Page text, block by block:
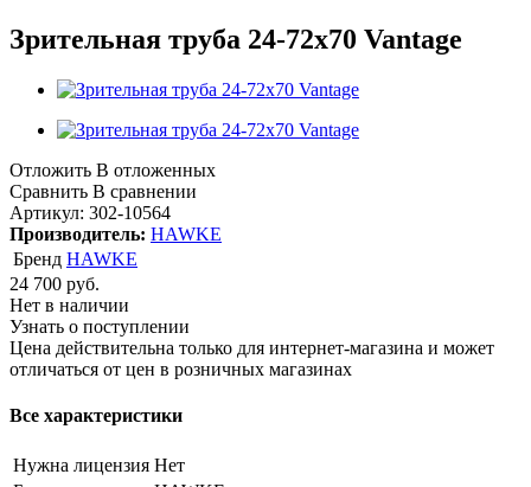
Зрительная труба 24-72х70 Vantage
Отложить В отложенных
Сравнить В сравнении
Артикул: 302-10564
Производитель: HAWKE
Бренд HAWKE
24 700 руб.
Нет в наличии
Узнать о поступлении
Цена действительна только для интернет-магазина и может
отличаться от цен в розничных магазинах
Все характеристики
Нужна лицензия Нет